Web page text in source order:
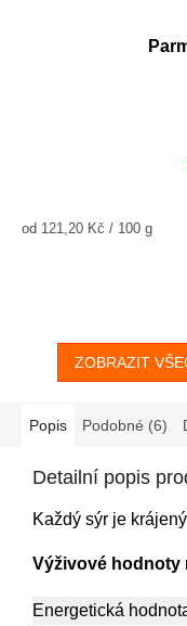
Měrná
od 121,20 Kč / 100 g
ZOBRAZIT
Popis Podobné (6)
Detailní popis
Každý sýr je
Výživové hodnoty
Energetická